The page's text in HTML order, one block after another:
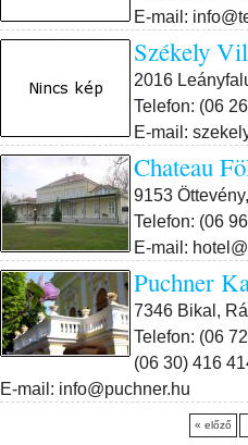
E-mail:
Székely
2016
Telefon: (06
E-mail:
Chateau
9153
Telefon: (06
E-mail:
Puchner
7346 Bikal,
Telefon: (06
(06 30) 416
E-mail: info@puchner.hu
« előző